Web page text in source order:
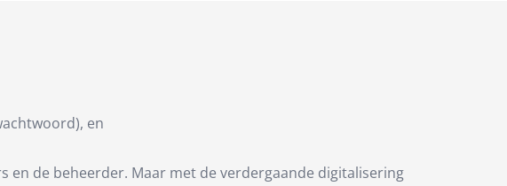
en
en de beheerder. Maar met de verdergaande digitalisering